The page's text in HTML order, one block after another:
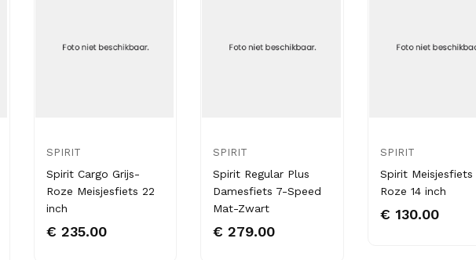
SPIRIT
Spirit Cargo Grijs-
Roze Meisjesfiets 22
inch
€ 235.00
SPIRIT
Spirit Regular Plus
Damesfiets 7-Speed
Mat-Zwart
€ 279.00
SPIRIT
Spirit Meisjesfiets
Roze 14 inch
€ 130.00